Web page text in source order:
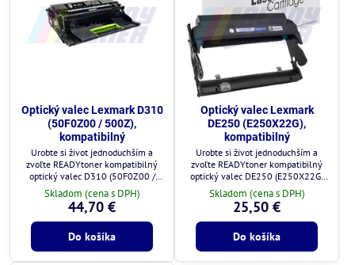
Optický valec Lexmark D310
(50F0Z00 / 500Z),
kompatibilný
Urobte si život jednoduchším a
zvoľte READYtoner kompatibilný
optický valec D310 (50F0Z00 /
500Z) pre tlačiarne Lexmark, aby
ste dosiahli vynikajúcu kvalitu tlače
za rozumnú cenu.
Skladom (cena s DPH)
44,70 €
Do košíka
Optický valec Lexmark
DE250 (E250X22G),
kompatibilný
Urobte si život jednoduchším a
zvoľte READYtoner kompatibilný
optický valec DE250 (E250X22G)
pre tlačiarne Lexmark, aby ste
dosiahli vynikajúcu kvalitu tlače za
rozumnú cenu.
Skladom (cena s DPH)
25,50 €
Do košíka